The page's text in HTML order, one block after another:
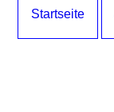
Startseite